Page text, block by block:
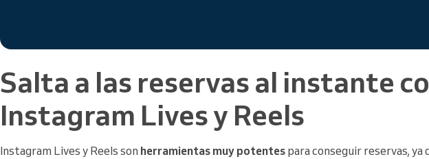
Salta a las reservas al instante
Instagram Lives y Reels
Instagram Lives y Reels son herramientas muy potentes para conseguir reservas, ya